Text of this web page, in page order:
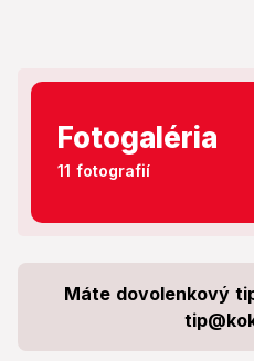
Fotogaléria
11 fotografií
Máte dovolenkový